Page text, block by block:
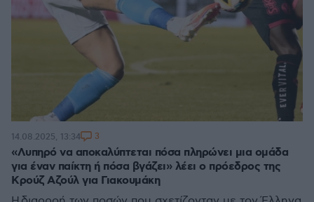
«Λυπηρό να αποκαλύπτεται πόσα πληρώνει μια ομάδα
για έναν παίκτη ή πόσα βγάζει» λέει ο πρόεδρος της
Κρούζ Αζούλ για Γιακουμάκη
14.08.2025, 13:34 3